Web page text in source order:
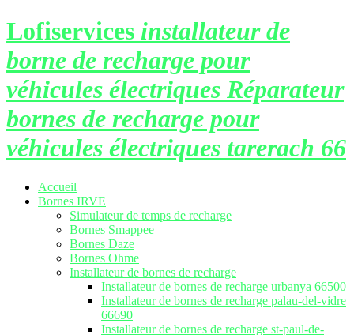
Lofiservices installateur de
borne de recharge pour
véhicules électriques Réparateur
bornes de recharge pour
véhicules électriques tarerach 66
Accueil
Bornes IRVE
Simulateur de temps de recharge
Bornes Smappee
Bornes Daze
Bornes Ohme
Installateur de bornes de recharge
Installateur de bornes de recharge urbanya 66500
Installateur de bornes de recharge palau-del-vidre
66690
Installateur de bornes de recharge st-paul-de-